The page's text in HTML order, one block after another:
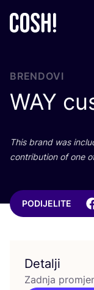
BRENDOVI
WAY
This brand was
con­tri­bu­ti­on of one
PODIJELITE
Detalji
Zadnja